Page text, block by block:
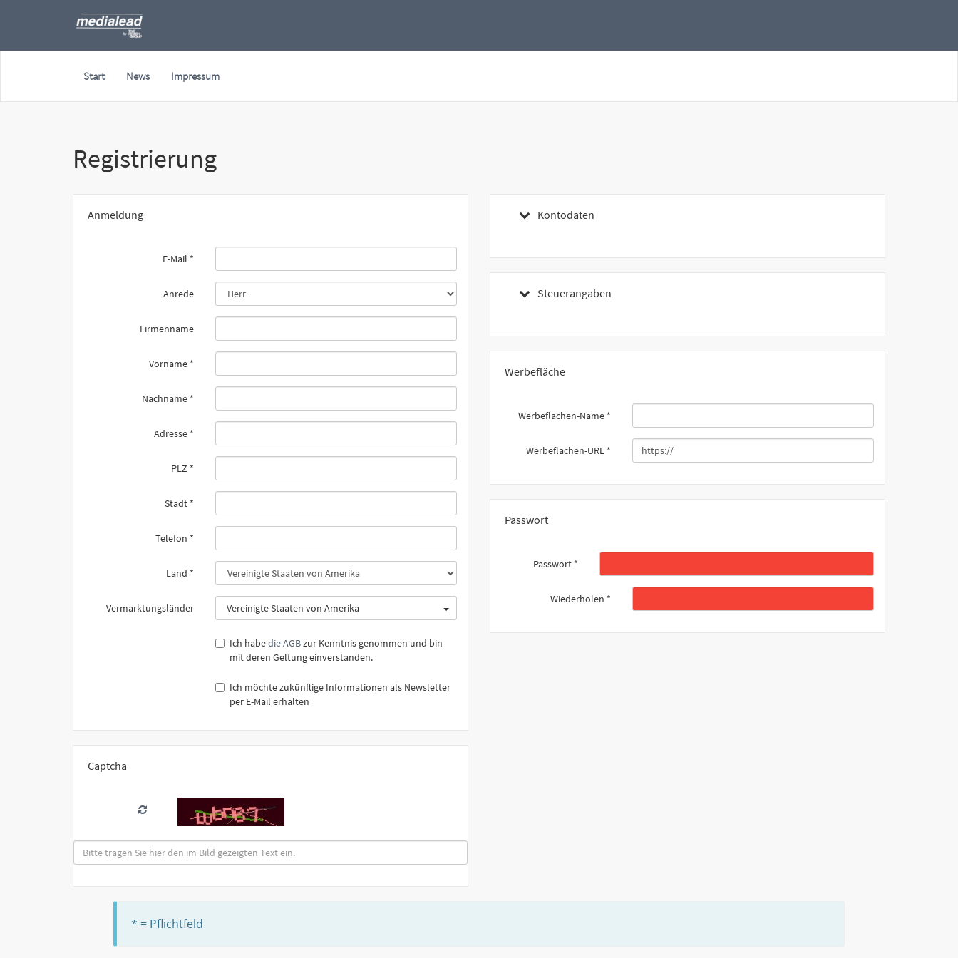
Start News Impressum
Registrierung
Anmeldung
E-Mail *
Anrede
Firmenname
Vorname *
Nachname *
Adresse *
PLZ *
Stadt *
Telefon *
Land *
Vermarktungsländer Vereinigte Staaten von Amerika
Ich habedie AGBzur Kenntnis genommen und bin
mit deren Geltung einverstanden.
Ich möchte zukünftige Informationen als Newsletter
per E-Mail erhalten
Captcha
Kontodaten
Steuerangaben
Werbefläche
Werbeflächen-Name *
Werbeflächen-URL *
Passwort
Passwort *
Wiederholen *
* = Pflichtfeld